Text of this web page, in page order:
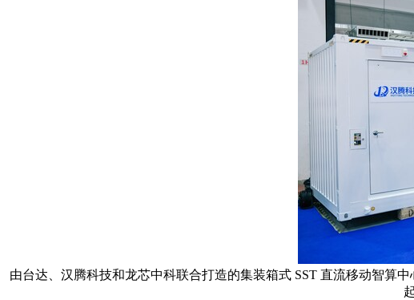
由台达、汉腾科技和龙芯中科联合打造的集装箱式 SST 直流移动智算